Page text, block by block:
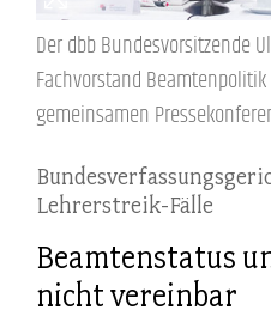
Der dbb Bundesvorsitzende
Fachvorstand
gemeinsamen
Lehrerstreik-Fälle
Beamtenstatus
nicht vereinbar